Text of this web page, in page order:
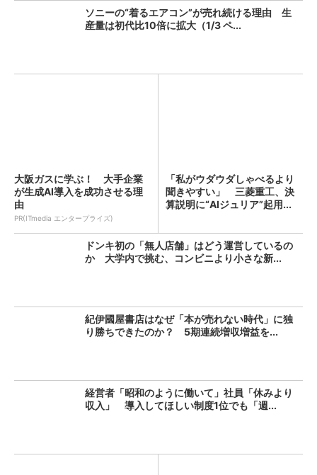
ソニーの“着るエアコン”が売れ続ける理由 生
産量は初代比10倍に拡大（1/3 ペ...
大阪ガスに学ぶ！ 大手企業
が生成AI導入を成功させる理
由
PR(ITmedia エンタープライズ)
「私がウダウダしゃべるより
聞きやすい」 三菱重工、決
算説明に“AIジュリア”起用...
ドンキ初の「無人店舗」はどう運営しているの
か 大学内で挑む、コンビニより小さな新...
紀伊國屋書店はなぜ「本が売れない時代」に独
り勝ちできたのか？ 5期連続増収増益を...
経営者「昭和のように働いて」社員「休みより
収入」 導入してほしい制度1位でも「週...